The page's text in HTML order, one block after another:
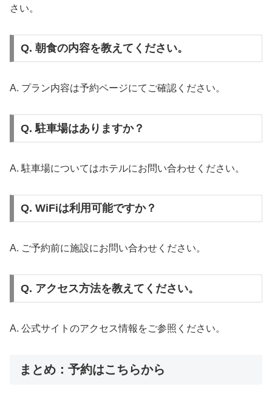
さい。
Q. 朝食の内容を教えてください。
A. プラン内容は予約ページにてご確認ください。
Q. 駐車場はありますか？
A. 駐車場についてはホテルにお問い合わせください。
Q. WiFiは利用可能ですか？
A. ご予約前に施設にお問い合わせください。
Q. アクセス方法を教えてください。
A. 公式サイトのアクセス情報をご参照ください。
まとめ：予約はこちらから